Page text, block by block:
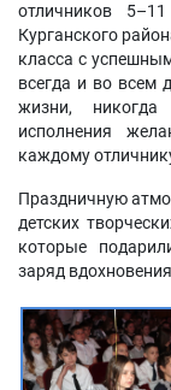
отличников
Курганского
класса с
всегда и во всем
жизни, никогда
исполнения
каждому
Праздничную
детских
которые
заряд